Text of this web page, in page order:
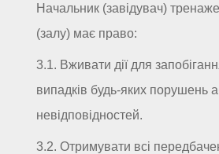
Начальник (завідувач)
(залу) має право:
3.1. Вживати дії для
випадків будь-яких порушень
невідповідностей.
3.2. Отримувати всі